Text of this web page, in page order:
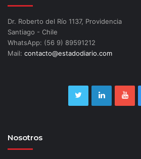
Dr. Roberto del Río 1137, Providencia
Santiago - Chile
WhatsApp: (56 9) 89591212
Mail: contacto@estadodiario.com
Nosotros